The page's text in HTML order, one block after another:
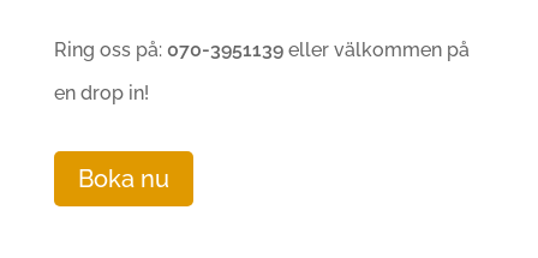
Ring oss på: 070-3951139eller välkommen på
en drop in!
Boka nu